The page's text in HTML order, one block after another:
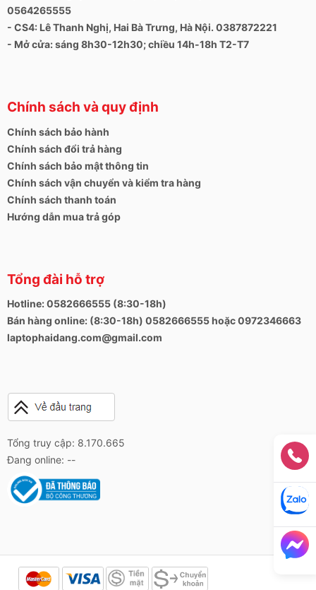
0564265555
- CS4: Lê Thanh Nghị, Hai Bà Trưng, Hà Nội. 0387872221
- Mở cửa: sáng 8h30-12h30; chiều 14h-18h T2-T7
Chính sách và quy định
Chính sách bảo hành
Chính sách đổi trả hàng
Chính sách bảo mật thông tin
Chính sách vận chuyển và kiểm tra hàng
Chính sách thanh toán
Hướng dẫn mua trả góp
Tổng đài hỗ trợ
Hotline: 0582666555 (8:30-18h)
Bán hàng online: (8:30-18h) 0582666555 hoặc 0972346663
laptophaidang.com@gmail.com
Tổng truy cập: 8.170.665
Đang online: --